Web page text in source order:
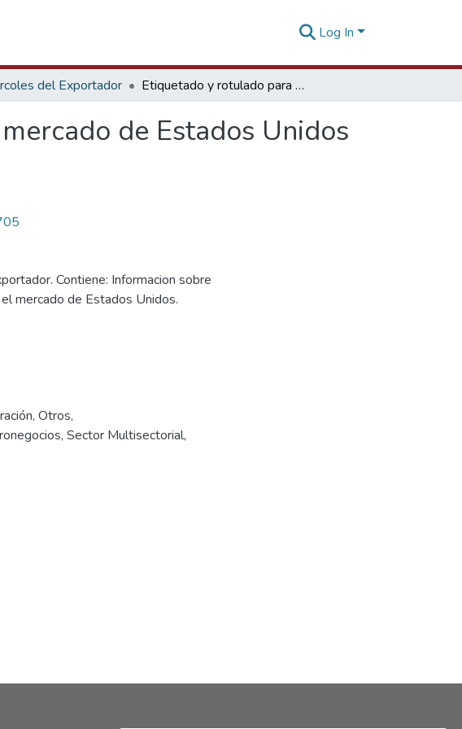
Log In
del Exportador Etiquetado y rotulado para alimentos en el mercado de Estados Unidos [02 de noviembre de 2022]
de Estados Unidos
Contiene: Informacion sobre
mercado de Estados Unidos.
, Otros,
, Sector Multisectorial,